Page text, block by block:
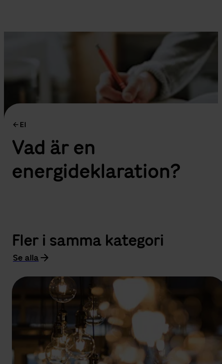
El
Vad är en
energideklaration?
Fler i samma kategori
Se alla